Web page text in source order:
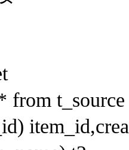
from